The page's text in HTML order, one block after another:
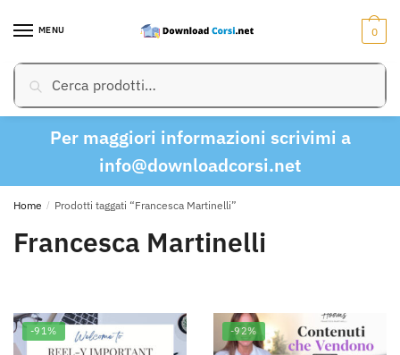
MENU
Cerca:Cerca
0
Per maggiori informazioni scrivimi a
info@downloadcorsi.net
Home / Prodotti taggati “Francesca Martinelli”
Francesca Martinelli
-91% -92%